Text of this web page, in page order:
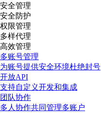
安全管理
安全防护
权限管理
多样代理
高效管理
多账号管理
为账号提供安全环境杜绝封号
开放API
支持自定义开发和集成
团队协作
多人协作共同管理多账户